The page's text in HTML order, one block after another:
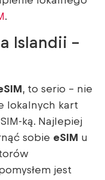
.
Islandii –
, to serio – nie
lokalnych kart
ką. Najlepiej
sobie eSIM u
jest